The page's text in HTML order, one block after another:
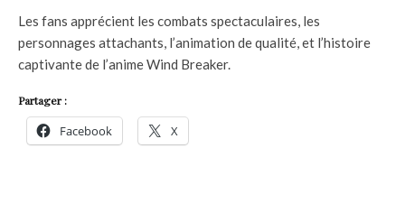
Les fans apprécient les combats spectaculaires, les
personnages attachants, l’animation de qualité, et l’histoire
captivante de l’anime Wind Breaker.
Partager :
Facebook X